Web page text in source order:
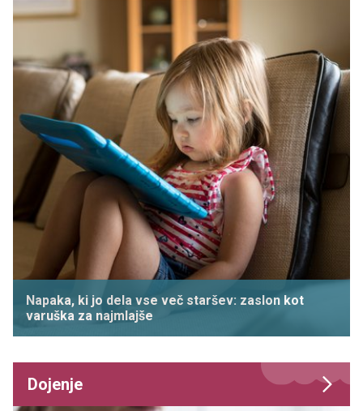
Napaka, ki jo dela vse več staršev: zaslon kot
varuška za najmlajše
Dojenje